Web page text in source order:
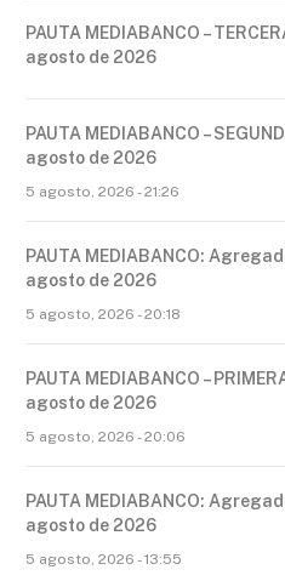
PAUTA MEDIABANCO –
agosto de 2026
PAUTA MEDIABANCO –
agosto de 2026
5 agosto, 2026 - 21:26
PAUTA MEDIABANCO:
agosto de 2026
5 agosto, 2026 - 20:18
PAUTA MEDIABANCO –
agosto de 2026
5 agosto, 2026 - 20:06
PAUTA MEDIABANCO:
agosto de 2026
5 agosto, 2026 - 13:55